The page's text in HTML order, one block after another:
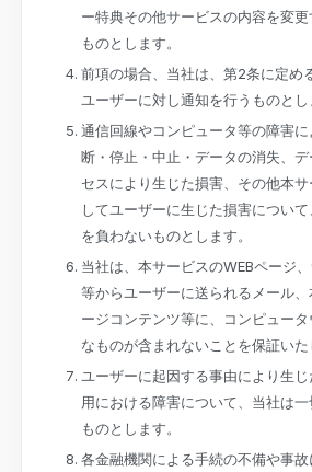
ー特典その他サービスの内容を変
ものとします。
前項の場合、当社は、第2条に定め
ユーザーに対し通知を行うものとし
通信回線やコンピュータ等の障害
断・停止・中止・データの消失、
セスにより生じた損害、その他本
してユーザーに生じた損害につい
を負わないものとします。
当社は、本サービスのWEBページ
等からユーザーに送られるメール
ージコンテンツ等に、コンピュー
なものが含まれないことを保証いた
ユーザーに起因する事由により生
用における障害について、当社は
ものとします。
各金融機関による手続の不備や事